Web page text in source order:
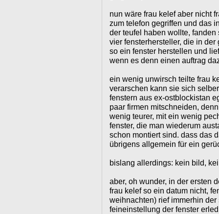
nun wäre frau kelef aber nicht
zum telefon gegriffen und das
der teufel haben wollte,
vier fensterhersteller, die in
so ein fenster herstellen und
wenn es denn einen auftrag
ein wenig unwirsch teilte frau
verarschen kann sie sich
fenstern aus ex-ostblockistan
paar firmen mitschneiden,
wenig teurer, mit ein wenig
fenster, die man wiederum
schon montiert sind. dass das
übrigens allgemein für ein
bislang allerdings: kein bild,
aber, oh wunder, in der ersten
frau kelef so ein datum nicht,
weihnachten) rief immerhin
feineinstellung der fenster